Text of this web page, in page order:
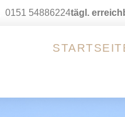
0151 54886224tägl.